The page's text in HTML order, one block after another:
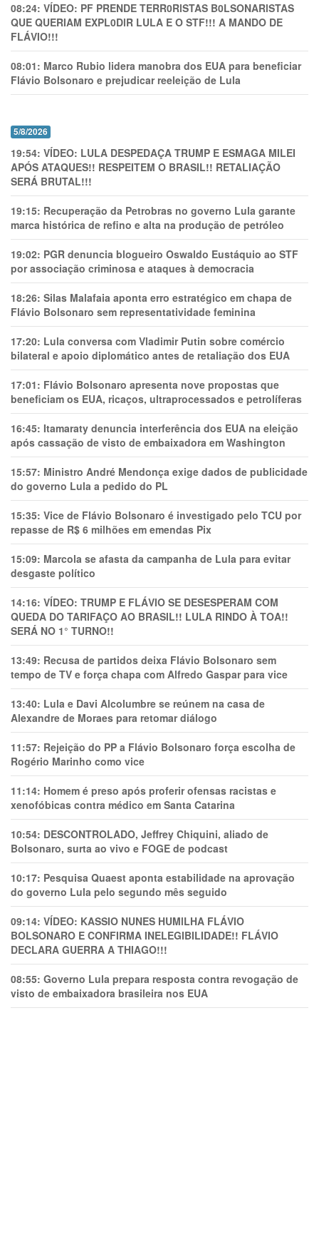
08:24: VÍDEO: PF PRENDE TERR0RlSTAS B0LSONARlSTAS
QUE QUERIAM EXPL0DlR LULA E O STF!!! A MANDO DE
FLÁVIO!!!
08:01: Marco Rubio lidera manobra dos EUA para beneficiar
Flávio Bolsonaro e prejudicar reeleição de Lula
5/8/2026
19:54: VÍDEO: LULA DESPEDAÇA TRUMP E ESMAGA MILEI
APÓS ATAQUES!! RESPEITEM O BRASIL!! RETALIAÇÃO
SERÁ BRUTAL!!!
19:15: Recuperação da Petrobras no governo Lula garante
marca histórica de refino e alta na produção de petróleo
19:02: PGR denuncia blogueiro Oswaldo Eustáquio ao STF
por associação criminosa e ataques à democracia
18:26: Silas Malafaia aponta erro estratégico em chapa de
Flávio Bolsonaro sem representatividade feminina
17:20: Lula conversa com Vladimir Putin sobre comércio
bilateral e apoio diplomático antes de retaliação dos EUA
17:01: Flávio Bolsonaro apresenta nove propostas que
beneficiam os EUA, ricaços, ultraprocessados e petrolíferas
16:45: Itamaraty denuncia interferência dos EUA na eleição
após cassação de visto de embaixadora em Washington
15:57: Ministro André Mendonça exige dados de publicidade
do governo Lula a pedido do PL
15:35: Vice de Flávio Bolsonaro é investigado pelo TCU por
repasse de R$ 6 milhões em emendas Pix
15:09: Marcola se afasta da campanha de Lula para evitar
desgaste político
14:16: VÍDEO: TRUMP E FLÁVIO SE DESESPERAM COM
QUEDA DO TARIFAÇO AO BRASIL!! LULA RINDO À TOA!!
SERÁ NO 1° TURNO!!
13:49: Recusa de partidos deixa Flávio Bolsonaro sem
tempo de TV e força chapa com Alfredo Gaspar para vice
13:40: Lula e Davi Alcolumbre se reúnem na casa de
Alexandre de Moraes para retomar diálogo
11:57: Rejeição do PP a Flávio Bolsonaro força escolha de
Rogério Marinho como vice
11:14: Homem é preso após proferir ofensas racistas e
xenofóbicas contra médico em Santa Catarina
10:54: DESCONTROLADO, Jeffrey Chiquini, aliado de
Bolsonaro, surta ao vivo e FOGE de podcast
10:17: Pesquisa Quaest aponta estabilidade na aprovação
do governo Lula pelo segundo mês seguido
09:14: VÍDEO: KASSIO NUNES HUMlLHA FLÁVIO
BOLSONARO E CONFIRMA INELEGIBILIDADE!! FLÁVIO
DECLARA GUERRA A THIAGO!!!
08:55: Governo Lula prepara resposta contra revogação de
visto de embaixadora brasileira nos EUA